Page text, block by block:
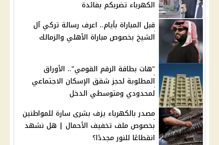
الكهرباء تضربكم بفائدة
قبل المباراة بأيام.. اعرف رسالة تركي آل
الشيخ بخصوص مباراة الأهلي والزمالك
"هات بطاقة الرقم القومي".. الأوراق
المطلوبة لحجز شقق الإسكان الاجتماعي
لمحدودي ومتوسطي الدخل
مصدر بالكهرباء يزف بشرى سارة للمواطنين
بخصوص ملف تخفيف الأحمال | هل نشهد
انقطاعًا للنور مجددًا؟